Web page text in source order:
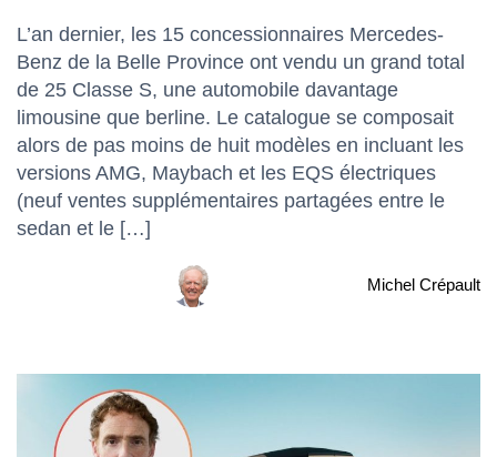
L’an dernier, les 15 concessionnaires Mercedes-
Benz de la Belle Province ont vendu un grand total
de 25 Classe S, une automobile davantage
limousine que berline. Le catalogue se composait
alors de pas moins de huit modèles en incluant les
versions AMG, Maybach et les EQS électriques
(neuf ventes supplémentaires partagées entre le
sedan et le […]
Michel Crépault